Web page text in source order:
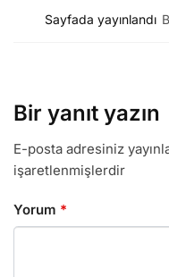
Sayfada yayınlandı
Bir yanıt yazın
E-posta adresiniz
işaretlenmişlerdir
Yorum *